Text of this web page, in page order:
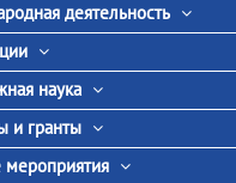
деятельность
наука
и гранты
мероприятия